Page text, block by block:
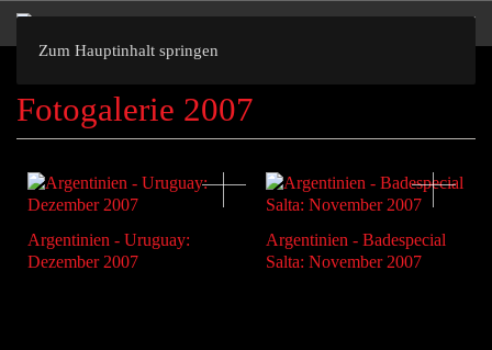
Zum Hauptinhalt springen
Fotogalerie 2007
Argentinien - Uruguay:
Dezember 2007
Argentinien - Badespecial
Salta: November 2007